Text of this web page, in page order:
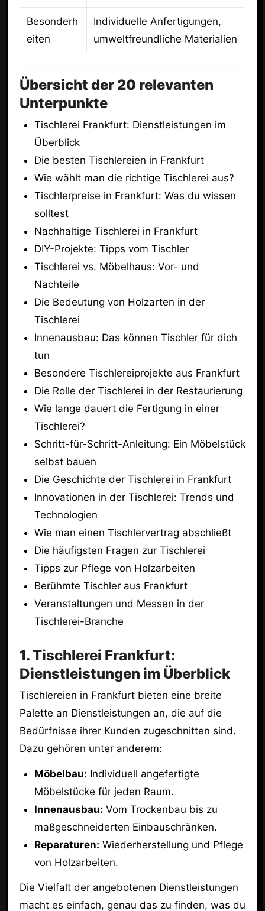
Besonderh
eiten
Individuelle Anfertigungen,
umweltfreundliche Materialien
Übersicht der 20 relevanten
Unterpunkte
Tischlerei Frankfurt: Dienstleistungen im
Überblick
Die besten Tischlereien in Frankfurt
Wie wählt man die richtige Tischlerei aus?
Tischlerpreise in Frankfurt: Was du wissen
solltest
Nachhaltige Tischlerei in Frankfurt
DIY-Projekte: Tipps vom Tischler
Tischlerei vs. Möbelhaus: Vor- und
Nachteile
Die Bedeutung von Holzarten in der
Tischlerei
Innenausbau: Das können Tischler für dich
tun
Besondere Tischlereiprojekte aus Frankfurt
Die Rolle der Tischlerei in der Restaurierung
Wie lange dauert die Fertigung in einer
Tischlerei?
Schritt-für-Schritt-Anleitung: Ein Möbelstück
selbst bauen
Die Geschichte der Tischlerei in Frankfurt
Innovationen in der Tischlerei: Trends und
Technologien
Wie man einen Tischlervertrag abschließt
Die häufigsten Fragen zur Tischlerei
Tipps zur Pflege von Holzarbeiten
Berühmte Tischler aus Frankfurt
Veranstaltungen und Messen in der
Tischlerei-Branche
1. Tischlerei Frankfurt:
Dienstleistungen im Überblick
Tischlereien in Frankfurt bieten eine breite
Palette an Dienstleistungen an, die auf die
Bedürfnisse ihrer Kunden zugeschnitten sind.
Dazu gehören unter anderem:
Möbelbau: Individuell angefertigte
Möbelstücke für jeden Raum.
Innenausbau: Vom Trockenbau bis zu
maßgeschneiderten Einbauschränken.
Reparaturen: Wiederherstellung und Pflege
von Holzarbeiten.
Die Vielfalt der angebotenen Dienstleistungen
macht es einfach, genau das zu finden, was du